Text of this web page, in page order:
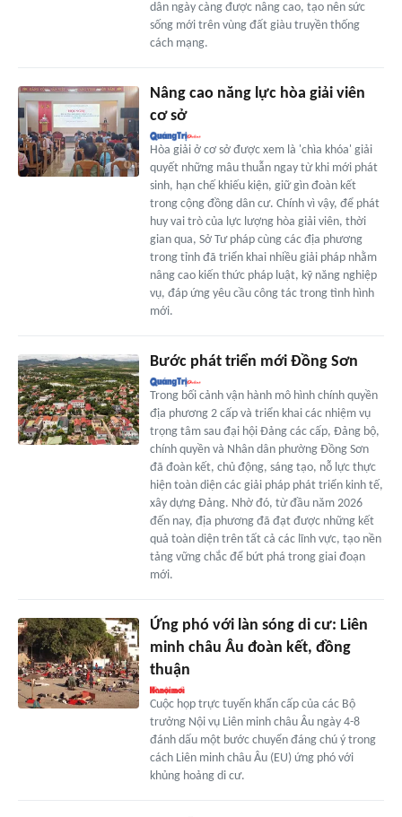
dân ngày càng được nâng cao, tạo nên sức
sống mới trên vùng đất giàu truyền thống
cách mạng.
Nâng cao năng lực hòa giải viên
cơ sở
Hòa giải ở cơ sở được xem là 'chìa khóa' giải
quyết những mâu thuẫn ngay từ khi mới phát
sinh, hạn chế khiếu kiện, giữ gìn đoàn kết
trong cộng đồng dân cư. Chính vì vậy, để phát
huy vai trò của lực lượng hòa giải viên, thời
gian qua, Sở Tư pháp cùng các địa phương
trong tỉnh đã triển khai nhiều giải pháp nhằm
nâng cao kiến thức pháp luật, kỹ năng nghiệp
vụ, đáp ứng yêu cầu công tác trong tình hình
mới.
Bước phát triển mới Đồng Sơn
Trong bối cảnh vận hành mô hình chính quyền
địa phương 2 cấp và triển khai các nhiệm vụ
trọng tâm sau đại hội Đảng các cấp, Đảng bộ,
chính quyền và Nhân dân phường Đồng Sơn
đã đoàn kết, chủ động, sáng tạo, nỗ lực thực
hiện toàn diện các giải pháp phát triển kinh tế,
xây dựng Đảng. Nhờ đó, từ đầu năm 2026
đến nay, địa phương đã đạt được những kết
quả toàn diện trên tất cả các lĩnh vực, tạo nền
tảng vững chắc để bứt phá trong giai đoạn
mới.
Ứng phó với làn sóng di cư: Liên
minh châu Âu đoàn kết, đồng
thuận
Cuộc họp trực tuyến khẩn cấp của các Bộ
trưởng Nội vụ Liên minh châu Âu ngày 4-8
đánh dấu một bước chuyển đáng chú ý trong
cách Liên minh châu Âu (EU) ứng phó với
khủng hoảng di cư.